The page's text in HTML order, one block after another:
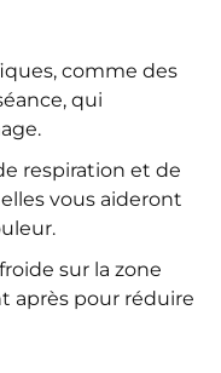
comme des
qui
respiration et de
vous aideront
sur la zone
après pour réduire